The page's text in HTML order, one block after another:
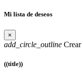
Mi lista de deseos
×
add_circle_outline Crear
((title))